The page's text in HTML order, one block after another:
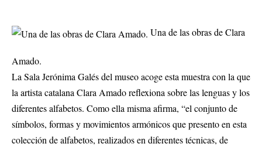
Una de las obras de Clara
Amado.
La Sala Jerónima Galés del museo acoge esta muestra con la que
la artista catalana Clara Amado reflexiona sobre las lenguas y los
diferentes alfabetos. Como ella misma afirma, “el conjunto de
símbolos, formas y movimientos armónicos que presento en esta
colección de alfabetos, realizados en diferentes técnicas, de